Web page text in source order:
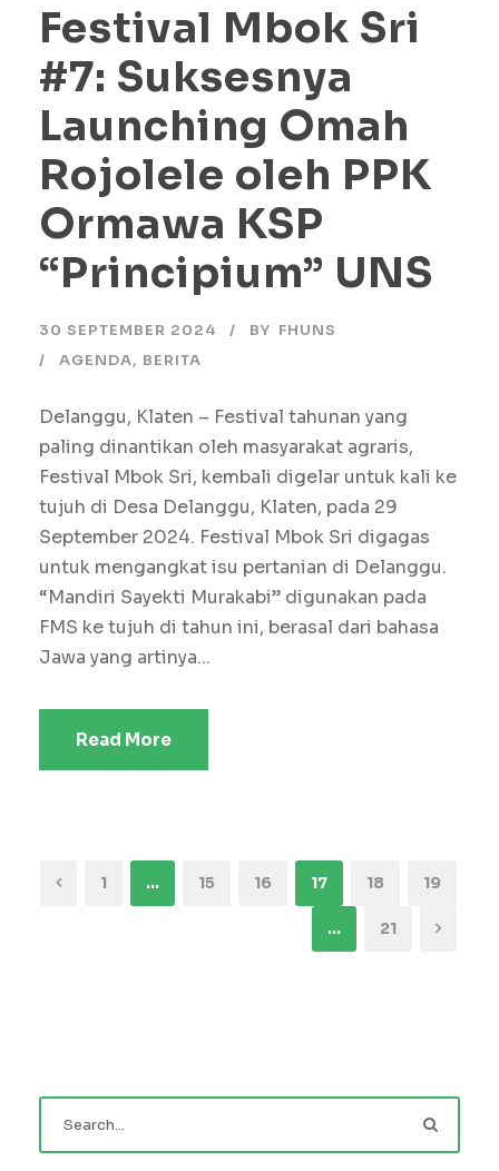
Festival Mbok Sri
#7: Suksesnya
Launching Omah
Rojolele oleh PPK
Ormawa KSP
“Principium” UNS
30 SEPTEMBER 2024 BY FHUNS
AGENDA, BERITA
Delanggu, Klaten – Festival tahunan yang
paling dinantikan oleh masyarakat agraris,
Festival Mbok Sri, kembali digelar untuk kali ke
tujuh di Desa Delanggu, Klaten, pada 29
September 2024. Festival Mbok Sri digagas
untuk mengangkat isu pertanian di Delanggu.
“Mandiri Sayekti Murakabi” digunakan pada
FMS ke tujuh di tahun ini, berasal dari bahasa
Jawa yang artinya...
Read More
1 … 15 16 17 18 19
… 21